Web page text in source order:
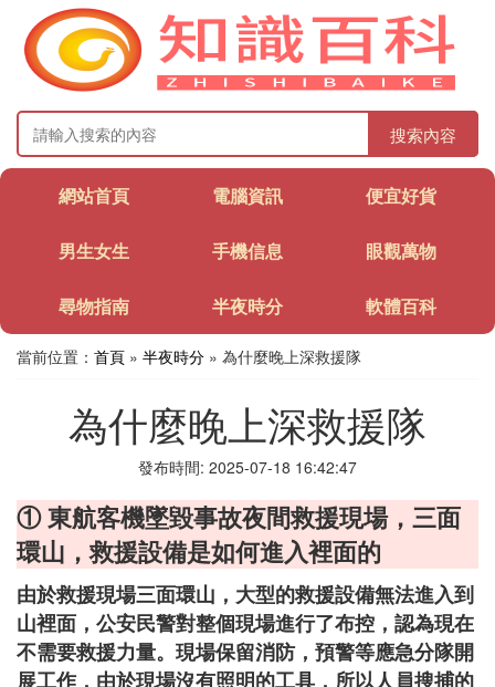
搜索內容
網站首頁 電腦資訊 便宜好貨
男生女生 手機信息 眼觀萬物
尋物指南 半夜時分 軟體百科
當前位置： 首頁 » 半夜時分 » 為什麼晚上深救援隊
為什麼晚上深救援隊
發布時間: 2025-07-18 16:42:47
① 東航客機墜毀事故夜間救援現場，三面
環山，救援設備是如何進入裡面的
由於救援現場三面環山，大型的救援設備無法進入到
山裡面，公安民警對整個現場進行了布控，認為現在
不需要救援力量。現場保留消防，預警等應急分隊開
展工作，由於現場沒有照明的工具，所以人員搜捕的